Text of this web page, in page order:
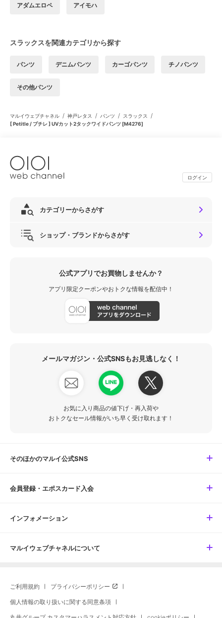
アダムエロペ アイモハ
スラックスを関連カテゴリから探す
パンツ デニムパンツ カーゴパンツ チノパンツ
その他パンツ
マルイウェブチャネル / 神戸レタス / パンツ / スラックス /
[ Petitle / プチレ ] UVカット2タックワイドパンツ [M4276]
ログイン
カテゴリーからさがす
ショップ・ブランドからさがす
公式アプリでお買物しませんか？
アプリ限定クーポンやおトクな情報を配信中！
メールマガジン・公式SNSもお見逃しなく！
お気に入り商品の値下げ・再入荷や
おトクなセール情報がいち早く受け取れます！
そのほかのマルイ公式SNS
会員登録・エポスカード入会
インフォメーション
マルイウェブチャネルについて
ご利用規約 プライバシーポリシー
個人情報の取り扱いに関する同意条項